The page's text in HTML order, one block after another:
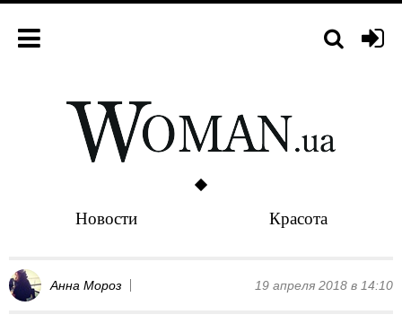
Новости Красота
Анна Мороз 19 апреля 2018 в 14:10